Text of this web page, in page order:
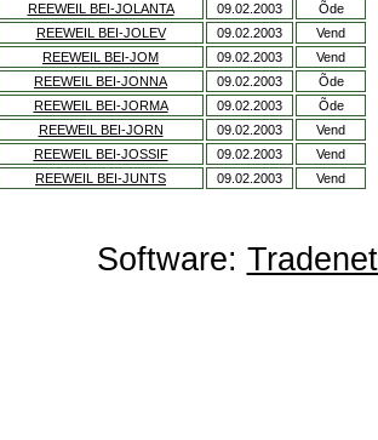
REEWEIL BEI-JOLANTA 09.02.2003
Õde
REEWEIL BEI-JOLEV 09.02.2003
Vend
REEWEIL BEI-JOM 09.02.2003
Vend
REEWEIL BEI-JONNA 09.02.2003
Õde
REEWEIL BEI-JORMA 09.02.2003
Õde
REEWEIL BEI-JORN 09.02.2003
Vend
REEWEIL BEI-JOSSIF 09.02.2003
Vend
REEWEIL BEI-JUNTS 09.02.2003 Vend
Software: